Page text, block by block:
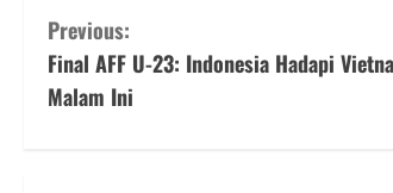
C
o
Previous:
Final AFF U-23: Indonesia Hadapi
Malam Ini